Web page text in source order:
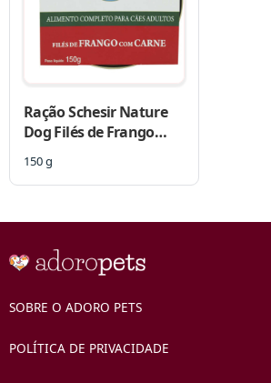
Ração Schesir Nature
Dog Filés de Frango
para Cães
150 g
SOBRE O ADORO PETS
POLÍTICA DE PRIVACIDADE